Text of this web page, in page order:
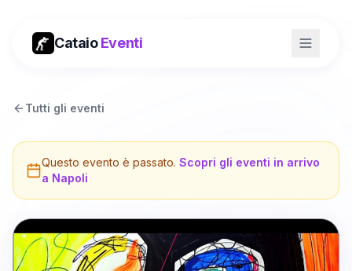
CataioEventi
Tutti gli eventi
Questo evento è passato. Scopri gli eventi in arrivo
a Napoli